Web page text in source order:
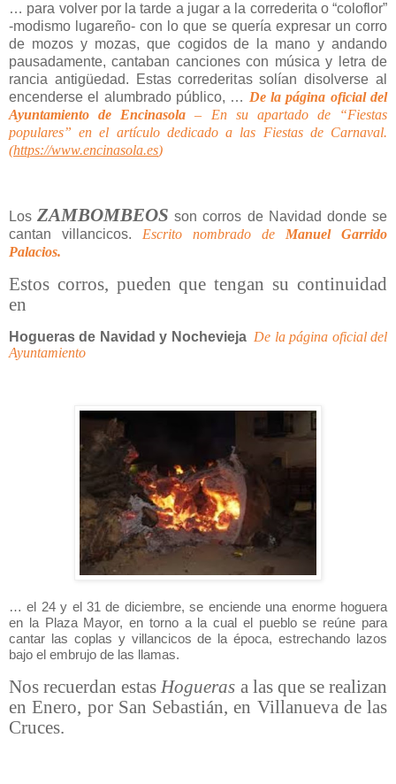
… para volver por la tarde a jugar a la correderita o “coloflor”
-modismo lugareño- con lo que se quería expresar un corro
de mozos y mozas, que cogidos de la mano y andando
pausadamente, cantaban canciones con música y letra de
rancia antigüedad. Estas correderitas solían disolverse al
encenderse el alumbrado público, … De la página oficial del
Ayuntamiento de Encinasola – En su apartado de “Fiestas
populares” en el artículo dedicado a las Fiestas de Carnaval.
(https://www.encinasola.es)
LosZAMBOMBEOS son corros de Navidad donde se
cantan villancicos. Escrito nombrado de Manuel Garrido
Palacios.
Estos corros, pueden que tengan su continuidad
en
Hogueras de Navidad y Nochevieja De la página oficial del
Ayuntamiento
… el 24 y el 31 de diciembre, se enciende una enorme hoguera
en la Plaza Mayor, en torno a la cual el pueblo se reúne para
cantar las coplas y villancicos de la época, estrechando lazos
bajo el embrujo de las llamas.
Nos recuerdan estas Hogueras a las que se realizan
en Enero, por San Sebastián, en Villanueva de las
Cruces.